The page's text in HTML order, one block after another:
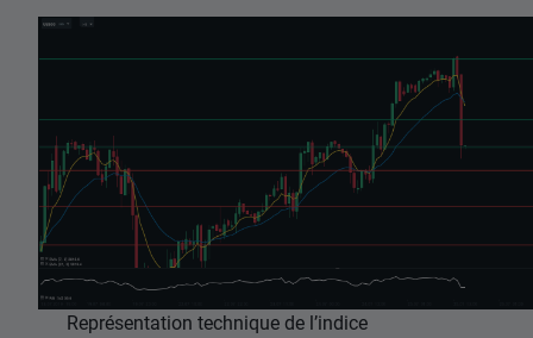
Représentation technique de l’indice